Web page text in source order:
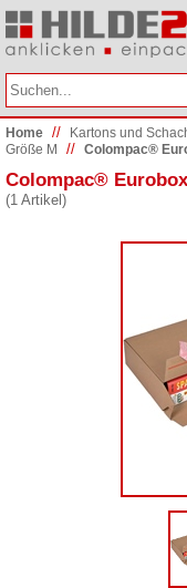
Home // Kartons und
Größe M
// Colompac®
Colompac®
(1 Artikel)